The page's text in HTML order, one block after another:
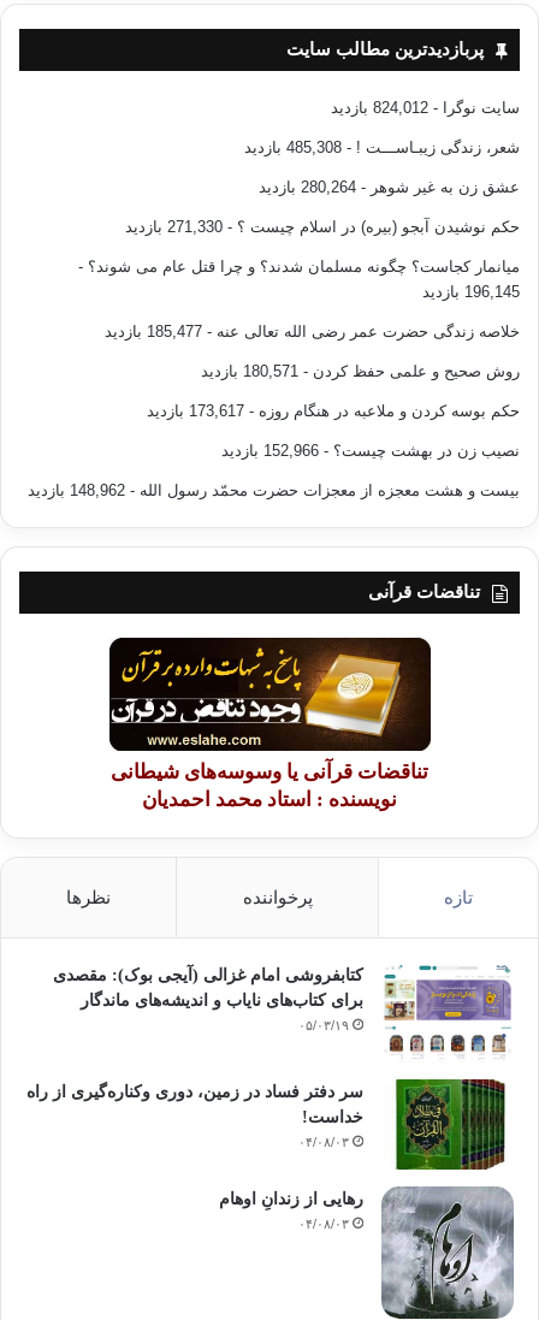
پربازدیدترین مطالب سایت
سایت نوگرا - 824,012 بازدید
شعر، زندگی زیبـاســـت ! - 485,308 بازدید
عشق زن به غیر شوهر - 280,264 بازدید
حکم نوشیدن آبجو (بیره) در اسلام چیست ؟ - 271,330 بازدید
میانمار کجاست؟ چگونه مسلمان شدند؟ و چرا قتل عام می شوند؟ -
196,145 بازدید
خلاصه زندگی حضرت عمر رضی الله تعالی عنه - 185,477 بازدید
روش صحیح و علمی حفظ کردن - 180,571 بازدید
حکم بوسه کردن و ملاعبه در هنگام روزه - 173,617 بازدید
نصیب زن در بهشت چیست؟ - 152,966 بازدید
بیست و هشت معجزه از معجزات حضرت محمّد رسول الله - 148,962 بازدید
تناقضات قرآنی
تناقضات قرآنی یا وسوسه‌های شیطانی
نویسنده : استاد محمد احمدیان
تازه پرخواننده نظرها
کتابفروشی امام غزالی (آیجی بوک): مقصدی
برای کتاب‌های نایاب و اندیشه‌های ماندگار
۰۵/۰۳/۱۹
سر دفتر فساد در زمین‌، دوری وکناره‌گیری از راه
خداست‌!
۰۴/۰۸/۰۳
رهایی از زندانِ اوهام
۰۴/۰۸/۰۳